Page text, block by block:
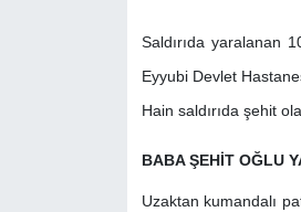
Saldırıda yaralanan
Eyyubi Devlet
Hain saldırıda şehit
BABA ŞEHİT OĞLU
Uzaktan kumandalı